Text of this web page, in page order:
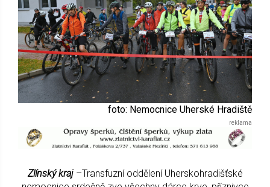
foto: Nemocnice Uherské Hradiště
Zlínský kraj –Transfuzní oddělení Uherskohradišťské